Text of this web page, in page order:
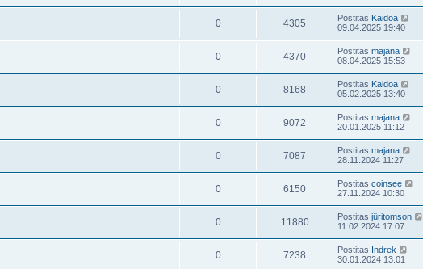
0 4305 Postitas Kaidoa
09.04.2025 19:40
0 4370 Postitas majana
08.04.2025 15:53
0 8168 Postitas Kaidoa
05.02.2025 13:40
0 9072 Postitas majana
20.01.2025 11:12
0 7087 Postitas majana
28.11.2024 11:27
0 6150 Postitas coinsee
27.11.2024 10:30
0 11880 Postitas jüritomson
11.02.2024 17:07
0 7238 Postitas Indrek
30.01.2024 13:01